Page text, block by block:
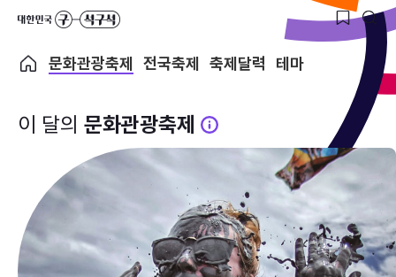
문화관광축제 전국축제 축제달력 테마
이 달의 문화관광축제